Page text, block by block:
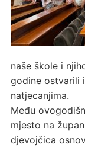
naše škole i
godine ostvarili
natjecanjima.
Među
mjesto na
djevojčica